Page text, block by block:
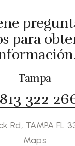
para
Tampa
322
Rd, TAMPA FL
Maps